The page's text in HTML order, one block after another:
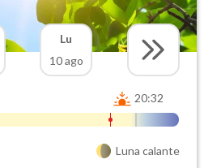
Lu
10 ago
20:32
Luna calante